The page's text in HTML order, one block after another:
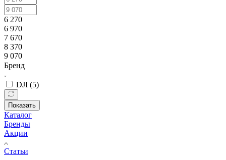
6 270
6 970
7 670
8 370
9 070
Бренд
DJI (5)
Показать
Каталог
Бренды
Акции
Статьи